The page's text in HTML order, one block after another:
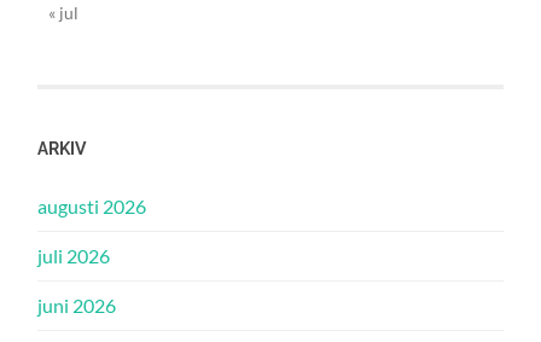
« jul
ARKIV
augusti 2026
juli 2026
juni 2026